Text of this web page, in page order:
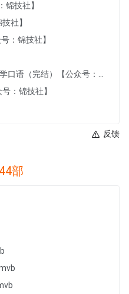
锦技社】
社】
：锦技社】
：锦技社】
反馈
部